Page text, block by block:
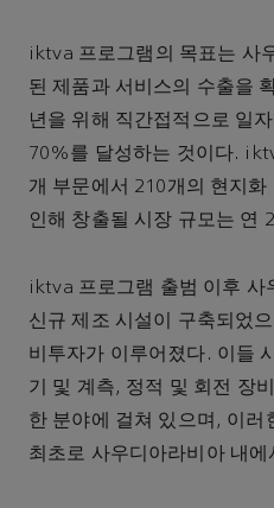
iktva 프로그램의 목표는 사
된 제품과 서비스의 수출을
년을 위해 직간접적으로 일
70%를 달성하는 것이다.
개 부문에서 210개의 현지
인해 창출될 시장 규모는 연
iktva 프로그램 출범 이후 사
신규 제조 시설이 구축되었
비투자가 이루어졌다. 이들
기 및 계측, 정적 및 회전 장
한 분야에 걸쳐 있으며, 이러
최초로 사우디아라비아 내